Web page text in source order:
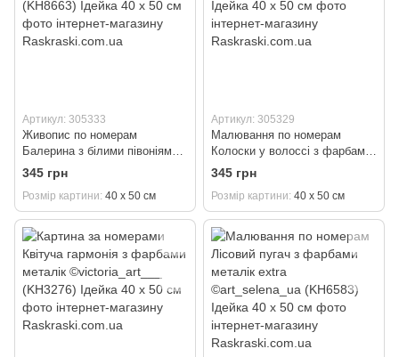
Артикул: 305333
Живопис по номерам
Балерина з білими півоніями з
фарбами металік
©art_selena_ua (KH8663)
Ідейка 40 х 50 см
345 грн
Розмір картини 40 х 50 см
Артикул: 305329
Малювання по номерам
Колоски у волоссі з фарбами
металік extra ©art_selena_ua
(KH8558) Ідейка 40 х 50 см
345 грн
Розмір картини 40 х 50 см